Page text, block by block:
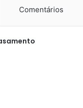
Comentários